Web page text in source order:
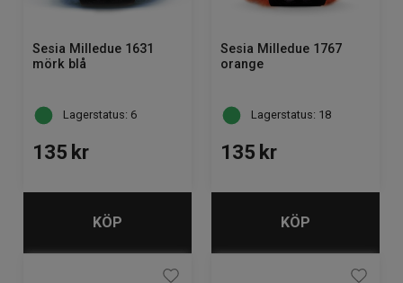
Sesia Milledue 1631
mörk blå
Lagerstatus: 6
135 kr
KÖP
Sesia Milledue 1767
orange
Lagerstatus: 18
135 kr
KÖP